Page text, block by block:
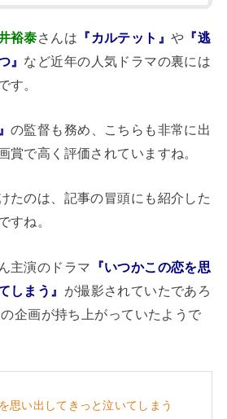
裕泰さんは 『カルテット』 や 『逃
』 など近年の人気ドラマの裏には
す。
の監督も務め、こちらも非常に出
賞で高く評価されていますね。
たのは、記事の冒頭にも紹介した
すね。
主演のドラマ 『いつかこの恋を思
しまう』 が撮影されていたであろ
企画が持ち上がっていたようで
思い出してきっと泣いてしまう